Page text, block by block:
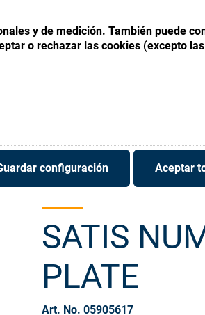
y de medición. También puede
o rechazar las cookies (excepto
configuración Aceptar
our wide range
SATIS
PLATE
Art. No. 05905617